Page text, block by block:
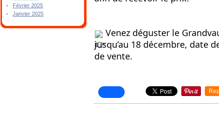
Février 2025
Janvier 2025
Venez déguster le
jusqu’au 18 décembre, date
de vente.